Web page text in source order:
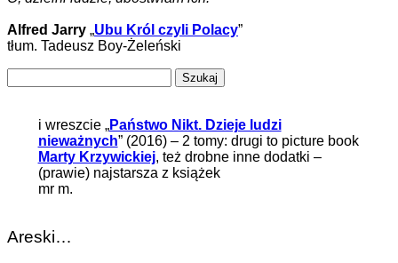
Alfred Jarry „Ubu Król czyli Polacy”
tłum. Tadeusz Boy-Żeleński
i wreszcie „Państwo Nikt. Dzieje ludzi
nieważnych” (2016) – 2 tomy: drugi to picture book
Marty Krzywickiej, też drobne inne dodatki –
(prawie) najstarsza z książek
mr m.
Areski…